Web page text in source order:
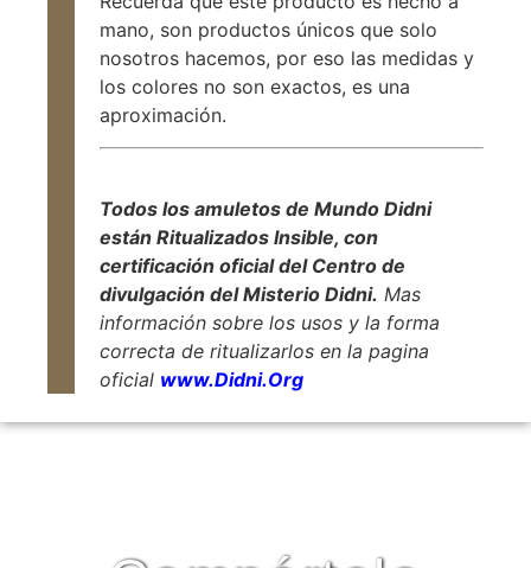
mano, son productos únicos que solo
nosotros hacemos, por eso las medidas y
los colores no son exactos, es una
aproximación.
Todos los amuletos de Mundo Didni
están Ritualizados Insible, con
certificación oficial del Centro de
divulgación del Misterio Didni. Mas
información sobre los usos y la forma
correcta de ritualizarlos en la pagina
oficial www.Didni.Org